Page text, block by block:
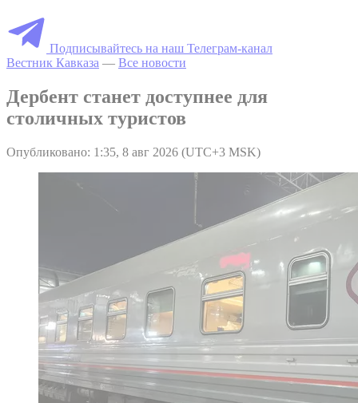
Подписывайтесь на наш Телеграм-канал
Вестник Кавказа — Все новости
Дербент станет доступнее для
столичных туристов
Опубликовано: 1:35, 8 авг 2026 (UTC+3 MSK)